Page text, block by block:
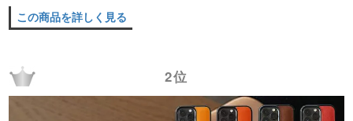
この商品を詳しく見る
2位